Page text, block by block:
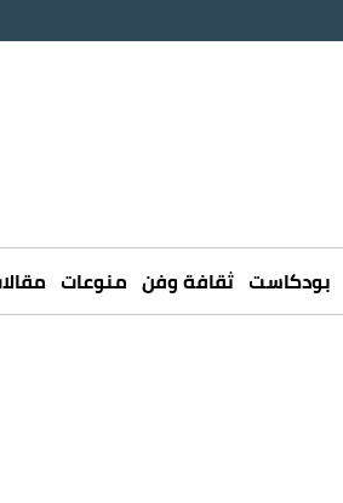
بودكاست ثقافة وفن منوعات